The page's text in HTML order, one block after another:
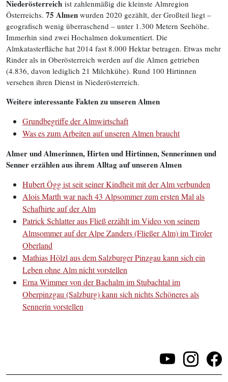
Niederösterreich ist zahlenmäßig die kleinste Almregion
Österreichs. 75 Almen wurden 2020 gezählt, der Großteil liegt –
geografisch wenig überraschend – unter 1.300 Metern Seehöhe.
Immerhin sind zwei Hochalmen dokumentiert. Die
Almkatasterfläche hat 2014 fast 8.000 Hektar betragen. Etwas mehr
Rinder als in Oberösterreich werden auf die Almen getrieben
(4.836, davon lediglich 21 Milchkühe). Rund 100 Hirtinnen
versehen ihren Dienst in Niederösterreich.
Weitere interessante Fakten zu unseren Almen
Grundbegriffe der Almwirtschaft
Was es zum Arbeiten auf unseren Almen braucht
Almer und Almerinnen, Hirten und Hirtinnen, Sennerinnen und
Senner erzählen aus ihrem Alltag auf unseren Almen
Hubert Ögg ist seit seiner Kindheit mit der Alm verbunden
Alois Marth war nach 43 Alpsommer zum ersten Mal als
Schafhirte auf der Alm
Patrick Schlatter aus Fließ erzählt im Video von seinem
Almsommer auf der Alpe Zanders (Fließer Alm) im Tiroler
Oberland
Mathias Hölzl aus dem Salzburger Pinzgau kann sich ein
Leben ohne Alm nicht vorstellen
Erna Wimmer von der Bachalm im Stubachtal im
Oberpinzgau (Salzburg) kann sich nichts Schöneres als
Sennerin vorstellen